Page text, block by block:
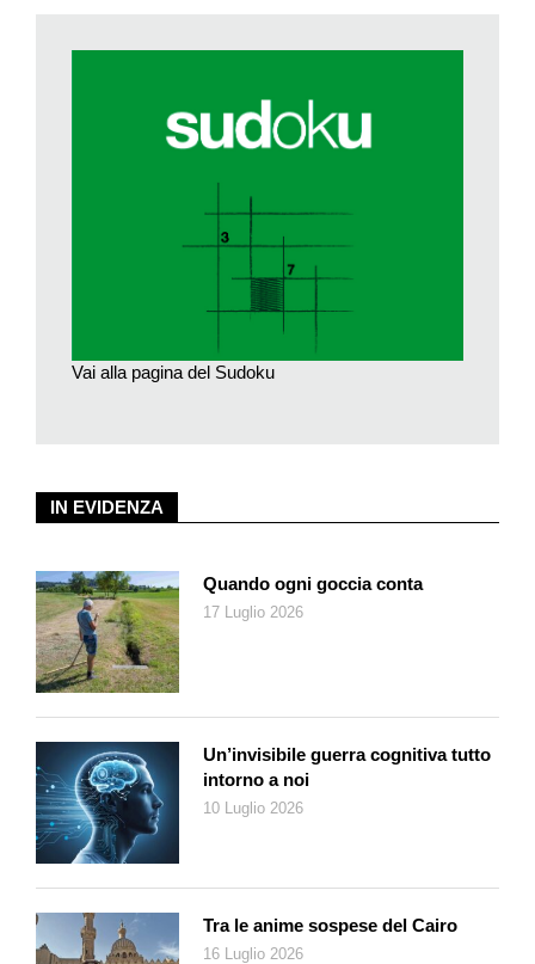
IN EVIDENZA
Quando ogni goccia conta
17 Luglio 2026
Un’invisibile guerra cognitiva tutto
intorno a noi
10 Luglio 2026
Tra le anime sospese del Cairo
16 Luglio 2026
Vai alla pagina del Sudoku